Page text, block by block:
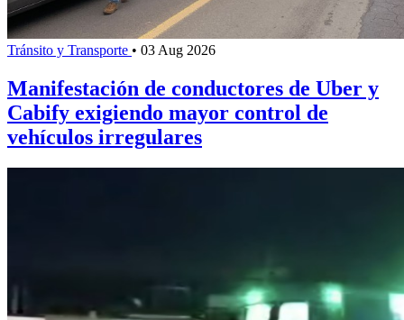
Tránsito y Transporte • 03 Aug 2026
Manifestación de conductores de Uber y
Cabify exigiendo mayor control de
vehículos irregulares